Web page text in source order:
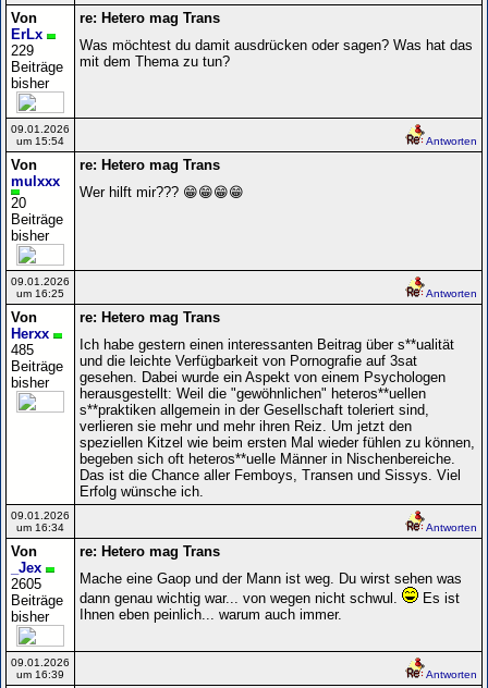
Von
ErLx
229
Beiträge
bisher
re: Hetero mag Trans
Was möchtest du damit ausdrücken oder sagen? Was hat das
mit dem Thema zu tun?
09.01.2026
um 15:54
Antworten
Von
mulxxx
20
Beiträge
bisher
re: Hetero mag Trans
Wer hilft mir??? 😁😁😁😁
09.01.2026
um 16:25
Antworten
Von
Herxx
485
Beiträge
bisher
re: Hetero mag Trans
Ich habe gestern einen interessanten Beitrag über s**ualität
und die leichte Verfügbarkeit von Pornografie auf 3sat
gesehen. Dabei wurde ein Aspekt von einem Psychologen
herausgestellt: Weil die "gewöhnlichen" heteros**uellen
s**praktiken allgemein in der Gesellschaft toleriert sind,
verlieren sie mehr und mehr ihren Reiz. Um jetzt den
speziellen Kitzel wie beim ersten Mal wieder fühlen zu können,
begeben sich oft heteros**uelle Männer in Nischenbereiche.
Das ist die Chance aller Femboys, Transen und Sissys. Viel
Erfolg wünsche ich.
09.01.2026
um 16:34
Antworten
Von
_Jex
2605
Beiträge
bisher
re: Hetero mag Trans
Mache eine Gaop und der Mann ist weg. Du wirst sehen was
dann genau wichtig war... von wegen nicht schwul.
Es ist
Ihnen eben peinlich... warum auch immer.
09.01.2026
um 16:39
Antworten